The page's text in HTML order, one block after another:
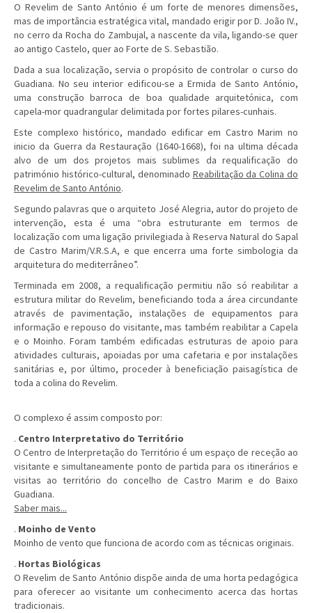
O Revelim de Santo António é um forte de menores dimensões,
mas de importância estratégica vital, mandado erigir por D. João IV.,
no cerro da Rocha do Zambujal, a nascente da vila, ligando-se quer
ao antigo Castelo, quer ao Forte de S. Sebastião.
Dada a sua localização, servia o propósito de controlar o curso do
Guadiana. No seu interior edificou-se a Ermida de Santo António,
uma construção barroca de boa qualidade arquitetónica, com
capela-mor quadrangular delimitada por fortes pilares-cunhais.
Este complexo histórico, mandado edificar em Castro Marim no
inicio da Guerra da Restauração (1640-1668), foi na ultima década
alvo de um dos projetos mais sublimes da requalificação do
património histórico-cultural, denominado Reabilitação da Colina do
Revelim de Santo António.
Segundo palavras que o arquiteto José Alegria, autor do projeto de
intervenção, esta é uma “obra estruturante em termos de
localização com uma ligação privilegiada à Reserva Natural do Sapal
de Castro Marim/V.R.S.A, e que encerra uma forte simbologia da
arquitetura do mediterrâneo”.
Terminada em 2008, a requalificação permitiu não só reabilitar a
estrutura militar do Revelim, beneficiando toda a área circundante
através de pavimentação, instalações de equipamentos para
informação e repouso do visitante, mas também reabilitar a Capela
e o Moinho. Foram também edificadas estruturas de apoio para
atividades culturais, apoiadas por uma cafetaria e por instalações
sanitárias e, por último, proceder à beneficiação paisagística de
toda a colina do Revelim.
O complexo é assim composto por:
. Centro Interpretativo do Território
O Centro de Interpretação do Território é um espaço de receção ao
visitante e simultaneamente ponto de partida para os itinerários e
visitas ao território do concelho de Castro Marim e do Baixo
Guadiana.
Saber mais...
. Moinho de Vento
Moinho de vento que funciona de acordo com as técnicas originais.
. Hortas Biológicas
O Revelim de Santo António dispõe ainda de uma horta pedagógica
para oferecer ao visitante um conhecimento acerca das hortas
tradicionais.